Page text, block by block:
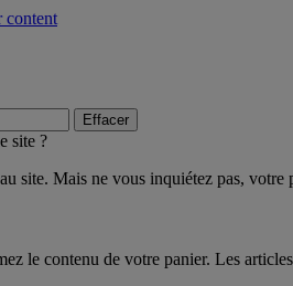
content
Effacer
site ?
site. Mais ne vous inquiétez pas,
le contenu de votre panier. Les